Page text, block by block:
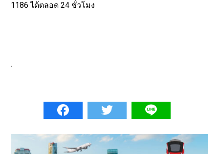
1186 ได้ตลอด 24 ชั่วโมง
.